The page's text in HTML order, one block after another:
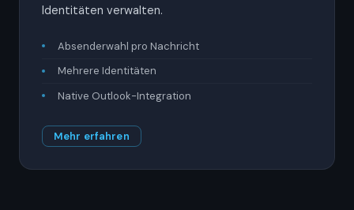
Identitäten verwalten.
Absenderwahl pro Nachricht
Mehrere Identitäten
Native Outlook-Integration
Mehr erfahren